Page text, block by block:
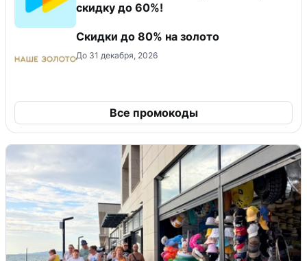
скидку до 60%!
Скидки до 80% на золото
До 31 декабря, 2026
Все промокоды